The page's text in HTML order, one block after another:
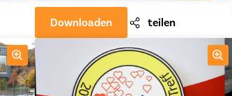
Downloaden teilen